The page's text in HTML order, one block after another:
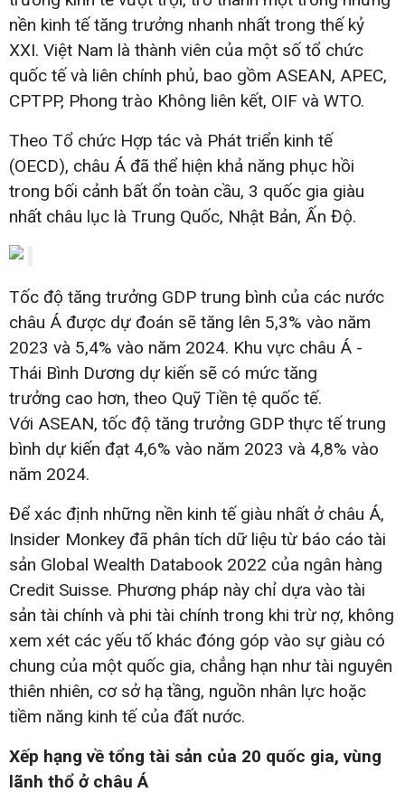
nền kinh tế tăng trưởng nhanh nhất trong thế kỷ
XXI. Việt Nam là thành viên của một số tổ chức
quốc tế và liên chính phủ, bao gồm ASEAN, APEC,
CPTPP, Phong trào Không liên kết, OIF và WTO.
Theo Tổ chức Hợp tác và Phát triển kinh tế
(OECD), châu Á đã thể hiện khả năng phục hồi
trong bối cảnh bất ổn toàn cầu, 3 quốc gia giàu
nhất châu lục là Trung Quốc, Nhật Bản, Ấn Độ.
Tốc độ tăng trưởng GDP trung bình của các nước
châu Á được dự đoán sẽ tăng lên 5,3% vào năm
2023 và 5,4% vào năm 2024. Khu vực châu Á -
Thái Bình Dương dự kiến sẽ có mức tăng
trưởng cao hơn, theo Quỹ Tiền tệ quốc tế.
Với ASEAN, tốc độ tăng trưởng GDP thực tế trung
bình dự kiến đạt 4,6% vào năm 2023 và 4,8% vào
năm 2024.
Để xác định những nền kinh tế giàu nhất ở châu Á,
Insider Monkey đã phân tích dữ liệu từ báo cáo tài
sản Global Wealth Databook 2022 của ngân hàng
Credit Suisse. Phương pháp này chỉ dựa vào tài
sản tài chính và phi tài chính trong khi trừ nợ, không
xem xét các yếu tố khác đóng góp vào sự giàu có
chung của một quốc gia, chẳng hạn như tài nguyên
thiên nhiên, cơ sở hạ tầng, nguồn nhân lực hoặc
tiềm năng kinh tế của đất nước.
Xếp hạng về tổng tài sản của 20 quốc gia, vùng
lãnh thổ ở châu Á